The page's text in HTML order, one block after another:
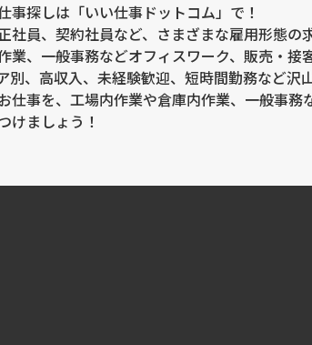
事探しは「いい仕事ドットコム」で！
社員、契約社員など、さまざまな雇用形態
業、一般事務などオフィスワーク、販売・
別、高収入、未経験歓迎、短時間勤務など沢
仕事を、工場内作業や倉庫内作業、一般事
けましょう！